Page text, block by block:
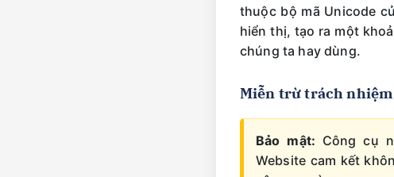
thuộc bộ mã Unicode
hiển thị, tạo ra một
chúng ta hay dùng.
Miễn trừ trách nhiệm
Bảo mật: Công cụ
Website cam kết